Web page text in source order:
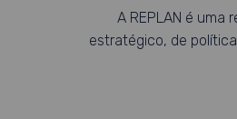
A REPLAN é
estratégico, de